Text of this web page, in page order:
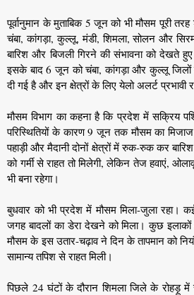
पूर्वानुमान के मुताबिक 5 जून को भी मौसम पूरी
चंबा, कांगड़ा, कुल्लू, मंडी, शिमला, सोलन और
बारिश और बिजली गिरने की संभावना को देखते हुए
इसके बाद 6 जून को चंबा, कांगड़ा और कुल्लू जिलों
दी गई है और इन क्षेत्रों के लिए येलो अलर्ट प्रभावी
मौसम विभाग का कहना है कि प्रदेश में सक्रिय
परिस्थितियों के कारण 9 जून तक मौसम का
पहाड़ी और मैदानी दोनों क्षेत्रों में रुक-रुक कर
को गर्मी से राहत तो मिलेगी, लेकिन तेज हवाएं,
भी बना रहेगा।
बुधवार को भी प्रदेश में मौसम मिला-जुला रहा।
जगह बादलों का डेरा देखने को मिला। कुछ इलाकों
मौसम के इस उतार-चढ़ाव ने दिन के तापमान को
सामान्य तपिश से राहत मिली।
पिछले 24 घंटों के दौरान शिमला जिले के रोहड़ू में